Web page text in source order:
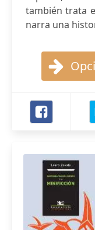
también trata
narra una